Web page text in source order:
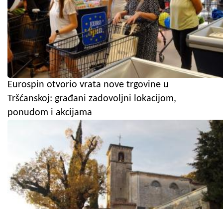
Eurospin otvorio vrata nove trgovine u
Tršćanskoj: građani zadovoljni lokacijom,
ponudom i akcijama